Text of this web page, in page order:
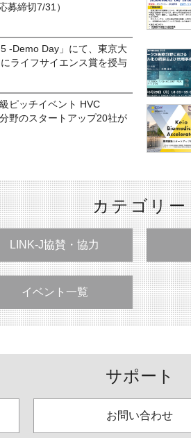
募締切7/31）
-Demo Day」にて、東京大
ライフサイエンス賞を授与
ピッチイベント HVC
野のスタートアップ20社が
カテゴリー
LINK-J協賛・協力
イベント一覧
サポート
お問い合わせ